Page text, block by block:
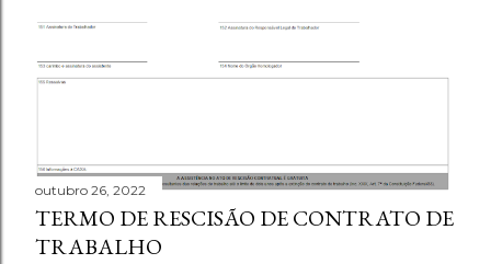
outubro 26, 2022
TERMO DE RESCISÃO DE CONTRATO DE
TRABALHO